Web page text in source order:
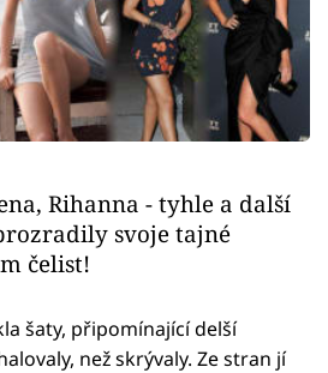
Rihanna - tyhle a další
svoje tajné
čelist!
šaty, připomínající delší
než skrývaly. Ze stran jí